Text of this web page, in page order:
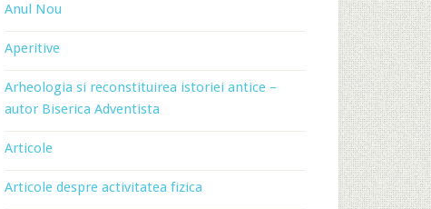
Anul Nou
Aperitive
Arheologia si reconstituirea istoriei antice –
autor Biserica Adventista
Articole
Articole despre activitatea fizica